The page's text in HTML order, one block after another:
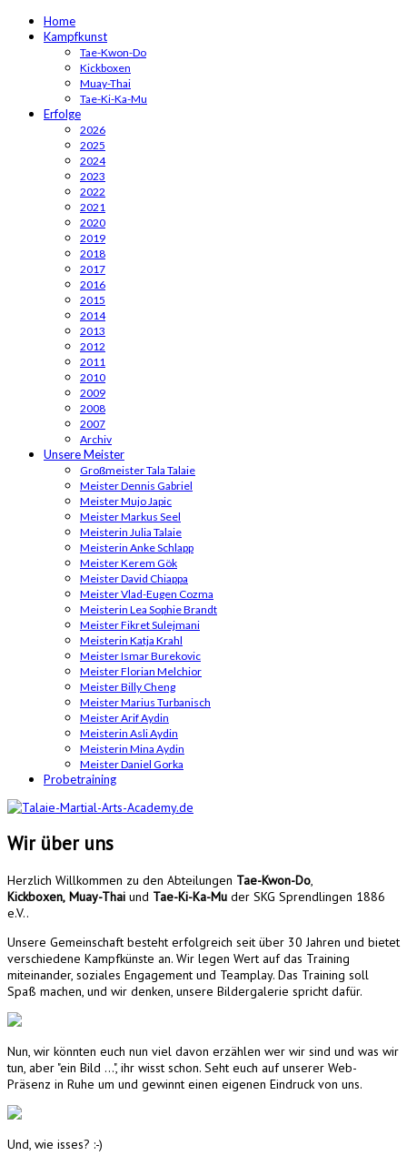
Home
Kampfkunst
Tae-Kwon-Do
Kickboxen
Muay-Thai
Tae-Ki-Ka-Mu
Erfolge
2026
2025
2024
2023
2022
2021
2020
2019
2018
2017
2016
2015
2014
2013
2012
2011
2010
2009
2008
2007
Archiv
Unsere Meister
Großmeister Tala Talaie
Meister Dennis Gabriel
Meister Mujo Japic
Meister Markus Seel
Meisterin Julia Talaie
Meisterin Anke Schlapp
Meister Kerem Gök
Meister David Chiappa
Meister Vlad-Eugen Cozma
Meisterin Lea Sophie Brandt
Meister Fikret Sulejmani
Meisterin Katja Krahl
Meister Ismar Burekovic
Meister Florian Melchior
Meister Billy Cheng
Meister Marius Turbanisch
Meister Arif Aydin
Meisterin Asli Aydin
Meisterin Mina Aydin
Meister Daniel Gorka
Probetraining
Wir über uns
Herzlich Willkommen zu den Abteilungen Tae-Kwon-Do,
Kickboxen, Muay-Thai und Tae-Ki-Ka-Mu der SKG Sprendlingen 1886
e.V..
Unsere Gemeinschaft besteht erfolgreich seit über 30 Jahren und bietet
verschiedene Kampfkünste an. Wir legen Wert auf das Training
miteinander, soziales Engagement und Teamplay. Das Training soll
Spaß machen, und wir denken, unsere Bildergalerie spricht dafür.
Nun, wir könnten euch nun viel davon erzählen wer wir sind und was wir
tun, aber "ein Bild ...", ihr wisst schon. Seht euch auf unserer Web-
Präsenz in Ruhe um und gewinnt einen eigenen Eindruck von uns.
Und, wie isses? :-)